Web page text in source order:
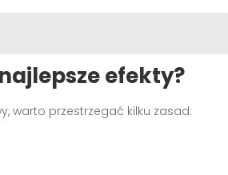
efekty?
warto przestrzegać kilku zasad: